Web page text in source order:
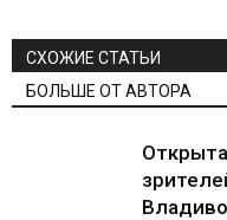
СХОЖИЕ СТАТЬИ
БОЛЬШЕ ОТ АВТОРА